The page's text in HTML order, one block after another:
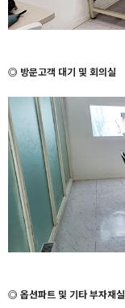
◎ 방문고객 대기 및 회의실
◎ 옵션파트 및 기타 부자재실